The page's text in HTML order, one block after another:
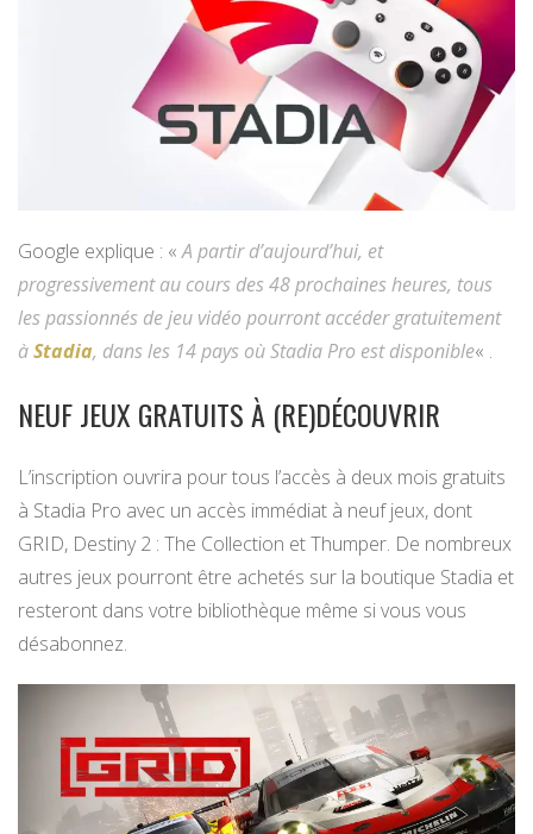
Google explique : «A partir d’aujourd’hui, et
progressivement au cours des 48 prochaines heures, tous
les passionnés de jeu vidéo pourront accéder gratuitement
àStadia, dans les 14 pays où Stadia Pro est disponible« .
NEUF JEUX GRATUITS À (RE)DÉCOUVRIR
L’inscription ouvrira pour tous l’accès à deux mois gratuits
à Stadia Pro avec un accès immédiat à neuf jeux, dont
GRID, Destiny 2 : The Collection et Thumper. De nombreux
autres jeux pourront être achetés sur la boutique Stadia et
resteront dans votre bibliothèque même si vous vous
désabonnez.